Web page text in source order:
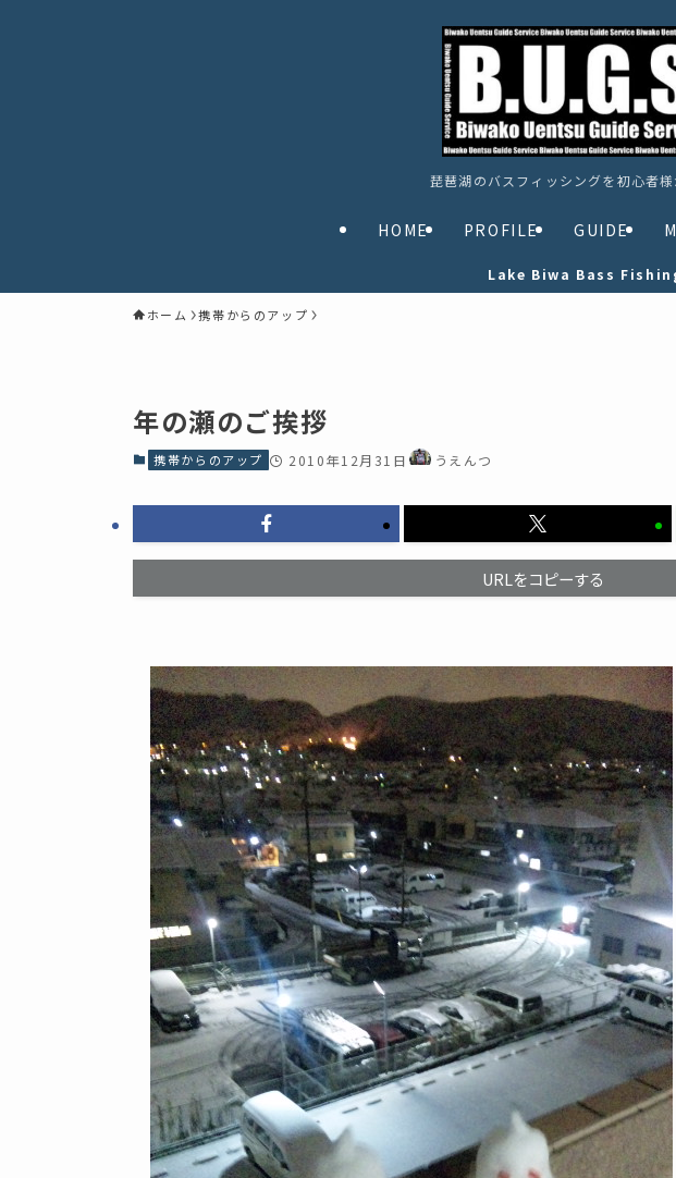
琵琶湖のバスフィッシングを初心者
HOME PROFILE GUIDE
Lake Biwa Bass
ホーム 携帯からのアップ
年の瀬のご挨拶
携帯からのアップ 2010年12月31日 うえんつ
URLをコピーする